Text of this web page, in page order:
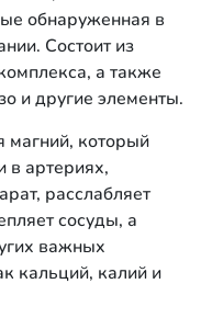
обнаруженная в
Состоит из
а также
и другие элементы.
магний, который
в артериях,
расслабляет
сосуды, а
важных
кальций, калий и